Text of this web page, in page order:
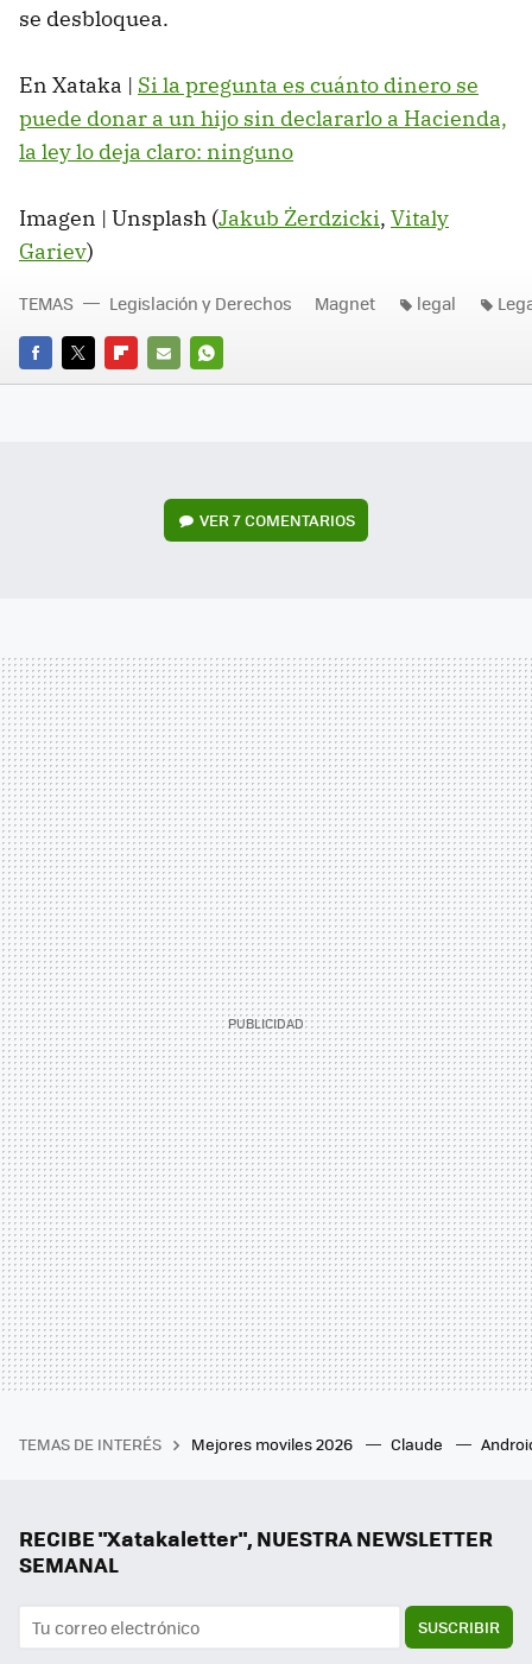
se desbloquea.
En Xataka | Si la pregunta es cuánto dinero se
puede donar a un hijo sin declararlo a Hacienda,
la ley lo deja claro: ninguno
Imagen | Unsplash (Jakub Żerdzicki, Vitaly
Gariev)
FACEBOOK
TWITTERFLIPBOARD
E-
WHATSAPP
TEMAS Legislación y Derechos Magnet legal
VER7 COMENTARIOS
TEMAS DE INTERÉS Mejores moviles 2026 Claude
RECIBE "Xatakaletter", NUESTRA NEWSLETTER
SEMANAL
SUSCRIBIR